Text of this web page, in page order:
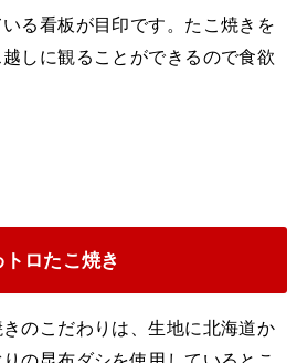
る看板が目印です。たこ焼きを
しに観ることができるので食欲
ロたこ焼き
きのこだわりは、生地に北海道か